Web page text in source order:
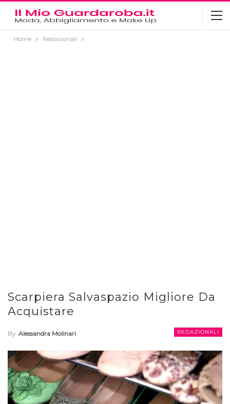
Home Redazionali
Scarpiera Salvaspazio Migliore Da
Acquistare
REDAZIONALI
By Alessandra Molinari